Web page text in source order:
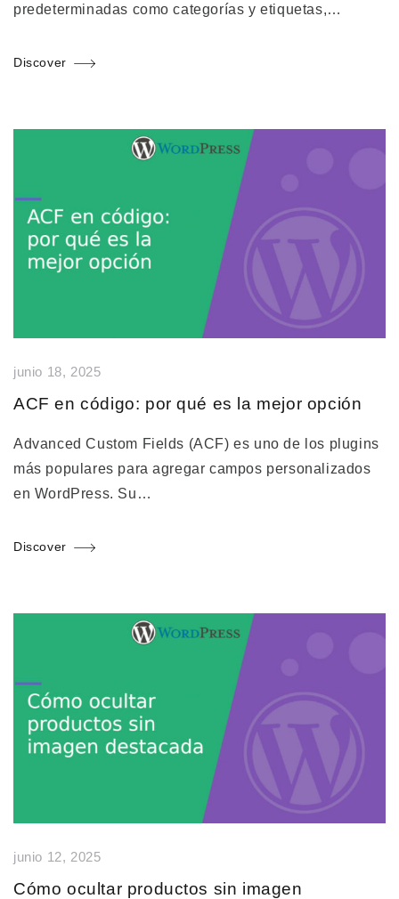
predeterminadas como categorías y etiquetas,…
Discover
junio 18, 2025
ACF en código: por qué es la mejor opción
Advanced Custom Fields (ACF) es uno de los plugins
más populares para agregar campos personalizados
en WordPress. Su…
Discover
junio 12, 2025
Cómo ocultar productos sin imagen